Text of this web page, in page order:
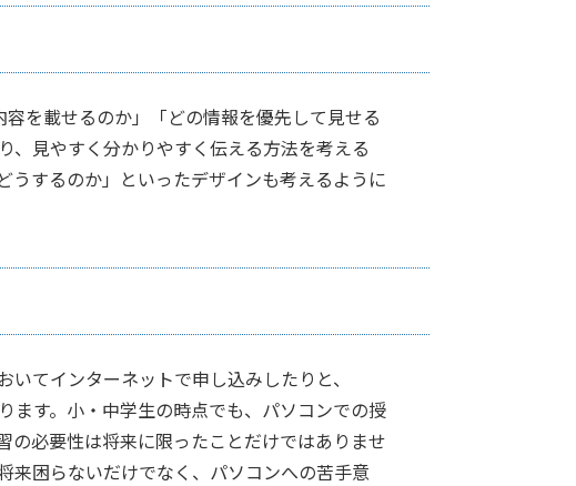
を載せるのか」「どの情報を優先して見せる
、見やすく分かりやすく伝える方法を考える
うするのか」といったデザインも考えるように
てインターネットで申し込みしたりと、
ます。小・中学生の時点でも、パソコンでの授
の必要性は将来に限ったことだけではありませ
来困らないだけでなく、パソコンへの苦手意